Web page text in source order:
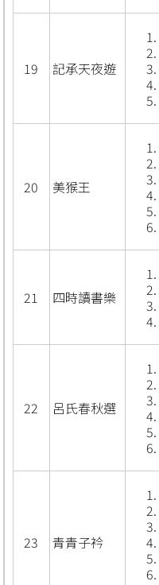
19 記承天夜遊
20 美猴王
21 四時讀書樂
22 呂氏春秋選
23 青青子衿